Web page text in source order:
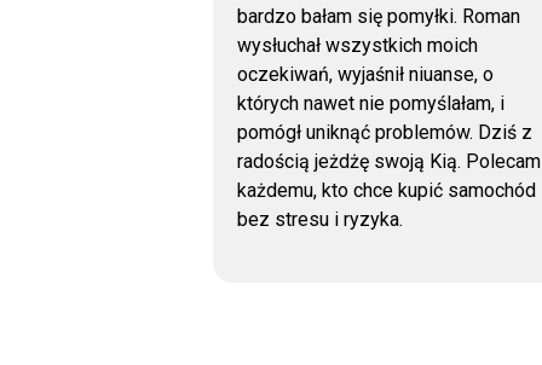
bardzo bałam się pomyłki. Roman
wysłuchał wszystkich moich
oczekiwań, wyjaśnił niuanse, o
których nawet nie pomyślałam, i
pomógł uniknąć problemów. Dziś z
radością jeżdżę swoją Kią. Polecam
każdemu, kto chce kupić samochód
bez stresu i ryzyka.